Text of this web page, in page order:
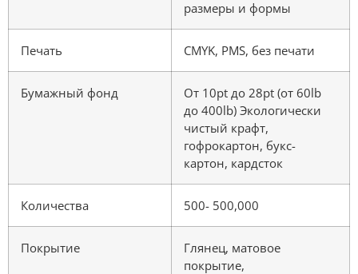
размеры и формы
Печать CMYK, PMS, без печати
Бумажный фонд
От 10pt до 28pt (от 60lb
до 400lb) Экологически
чистый крафт,
гофрокартон, букс-
картон, кардсток
Количества 500- 500,000
Покрытие
Глянец, матовое
покрытие,